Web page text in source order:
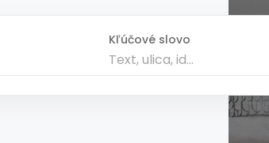
Kľúčové slovo